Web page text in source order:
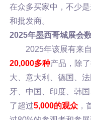
在众多买家中，不少
和批发商。
2025年墨西哥城展会
2025年该展有来
20,000多种产品，除
大、意大利、德国、
牙、中国、印度、韩
了超过5,000的观众，